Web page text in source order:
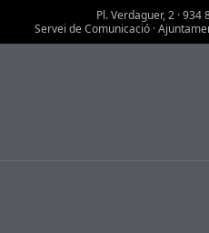
Pl. Verdaguer, 2 ·
Servei de Comunicació ·